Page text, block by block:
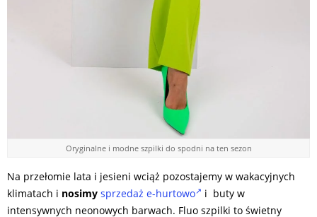
Oryginalne i modne szpilki do spodni na ten sezon
Na przełomie lata i jesieni wciąż pozostajemy w wakacyjnych
klimatach i nosimy sprzedaż e-hurtowo
i buty w
intensywnych neonowych barwach. Fluo szpilki to świetny